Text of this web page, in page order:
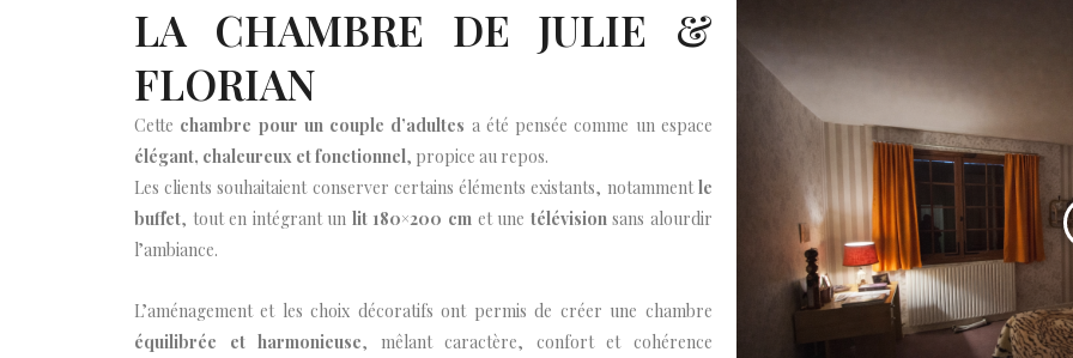
LA CHAMBRE DE JULIE &
FLORIAN
Cette chambre pour un couple d’adultes a été pensée comme un espace
élégant, chaleureux et fonctionnel, propice au repos.
Les clients souhaitaient conserver certains éléments existants, notammentle
buffet, tout en intégrant un lit 180×200 cmet une télévisionsans alourdir
l’ambiance.
L’aménagement et les choix décoratifs ont permis de créer une chambre
équilibrée et harmonieuse, mêlant caractère, confort et cohérence